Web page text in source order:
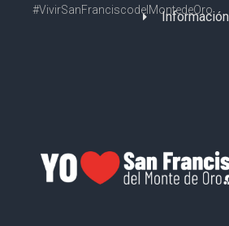
#VivirSanFranciscodelMontedeOro
Información